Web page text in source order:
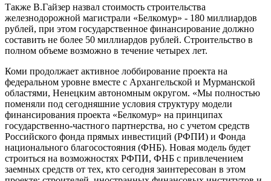
Также В.Гайзер назвал стоимость строительства
железнодорожной магистрали «Белкомур» - 180 миллиардов
рублей, при этом государственное финансирование должно
составить не более 50 миллиардов рублей. Строительство в
полном объеме возможно в течение четырех лет.
Коми продолжает активное лоббирование проекта на
федеральном уровне вместе с Архангельской и Мурманской
областями, Ненецким автономным округом. «Мы полностью
поменяли под сегодняшние условия структуру модели
финансирования проекта «Белкомур» на принципах
государственно-частного партнерства, но с учетом средств
Российского фонда прямых инвестиций (РФПИ) и Фонда
национального благосостояния (ФНБ). Новая модель будет
строиться на возможностях РФПИ, ФНБ с привлечением
заемных средств от тех, кто сегодня заинтересован в этом